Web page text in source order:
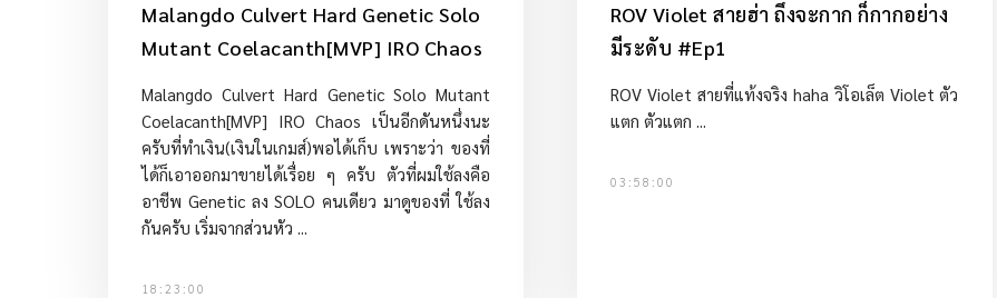
Malangdo Culvert Hard Genetic Solo
Mutant Coelacanth[MVP] IRO Chaos
Malangdo Culvert Hard Genetic Solo Mutant
Coelacanth[MVP] IRO Chaos เป็นอีกดันหนึ่งนะ
ครับที่ทำเงิน(เงินในเกมส์)พอได้เก็บ เพราะว่า ของที่
ได้ก็เอาออกมาขายได้เรื่อย ๆ ครับ ตัวที่ผมใช้ลงคือ
อาชีพ Genetic ลง SOLO คนเดียว มาดูของที่ ใช้ลง
กันครับ เริ่มจากส่วนหัว ...
18:23:00
ROV Violet สายฮ่า ถึงจะกาก ก็กากอย่าง
มีระดับ #Ep1
ROV Violet สายที่แท้งจริง haha วิโอเล็ต Violet ตัว
แตก ตัวแตก ...
03:58:00